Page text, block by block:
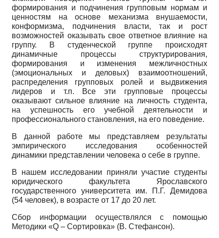
формирования и подчинения групповым нормам и
ценностям на основе механизма внушаемости,
конформизма, подчинения власти, так и рост
возможностей оказывать свое ответное влияние на
группу. В студенческой группе происходят
динамичные процессы структурирования,
формирования и изменения межличностных
(эмоциональных и деловых) взаимоотношений,
распределения групповых ролей и выдвижения
лидеров и т.п. Все эти групповые процессы
оказывают сильное влияние на личность студента,
на успешность его учебной деятельности и
профессионального становления, на его поведение.
В данной работе мы представляем результаты
эмпирического исследования особенностей
динамики представлении человека о себе в группе.
В нашем исследовании приняли участие студенты
юридического факультета Ярославского
государственного университета им. П.Г. Демидова
(54 человек), в возрасте от 17 до 20 лет.
Сбор информации осуществлялся с помощью
Методики «Q – Сортировка» (В. Стефансон).